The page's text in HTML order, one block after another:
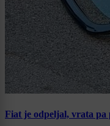
Fiat je odpeljal, vrata